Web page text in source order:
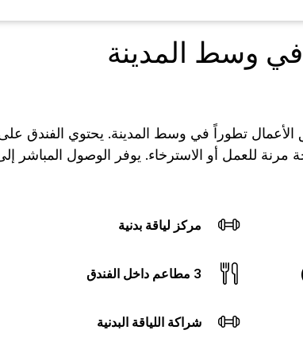
وسط المدينة
للعمل أو الاسترخاء. يوفر الوصول المباشر
مركز لياقة بدنية
3 مطاعم داخل الفندق
شراكة اللياقة البدنية